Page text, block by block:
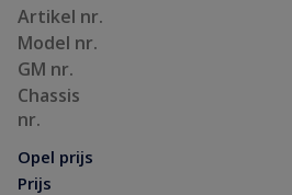
Artikel nr.
Model nr.
GM nr.
Chassis
nr.
Opel prijs
Prijs